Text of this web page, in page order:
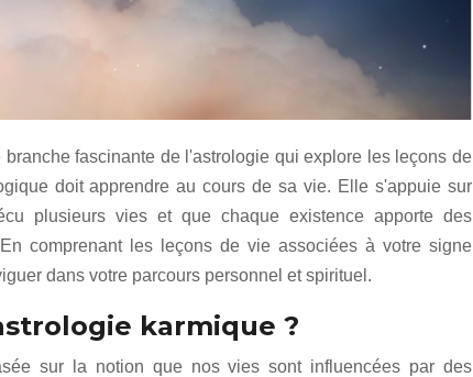
branche fascinante de l'astrologie qui explore les leçons de
doit apprendre au cours de sa vie. Elle s'appuie sur
plusieurs vies et que chaque existence apporte des
comprenant les leçons de vie associées à votre signe
dans votre parcours personnel et spirituel.
karmique ?
sur la notion que nos vies sont influencées par des